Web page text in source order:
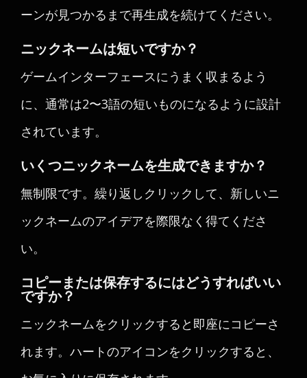
ーンが見つかるまで再生成を続けてください。
ニックネームは短いですか？
ゲームインターフェースにうまく収まるよう
に、通常は2〜3語の短いものになるように設計
されています。
いくつニックネームを生成できますか？
無制限です。繰り返しクリックして、新しいニ
ックネームのアイデアを際限なく得てくださ
い。
コピーまたは保存するにはどうすればいい
ですか？
ニックネームをクリックすると即座にコピーさ
れます。ハートのアイコンをクリックすると、